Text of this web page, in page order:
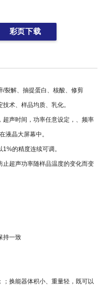
彩页下载
/裂解、抽提蛋白、核酸、修剪
术、样品均质、乳化。
声时间，功率任意设定，、频率
液晶大屏幕中。
的精度连续可调。
超声功率随样品温度的变化而变
持一致
换能器体积小、重量轻，既可以